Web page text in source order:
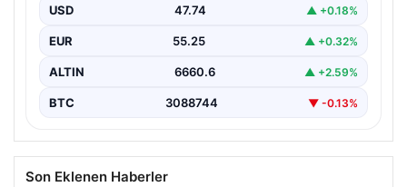
gerçekleştirilen başarılı bir operasyonda, yüklü miktarda
esrar ele geçirildi.…
USD 47.74 ▲ +0.18%
EUR 55.25 ▲ +0.32%
ALTIN 6660.6 ▲ +2.59%
BTC 3088744 ▼ -0.13%
Son Eklenen Haberler